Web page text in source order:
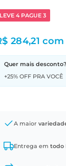
LEVE 4 PAGUE 3
284,21 com
Quer mais
+25% OFF PRA VOCÊ
A maior
Entrega em todo